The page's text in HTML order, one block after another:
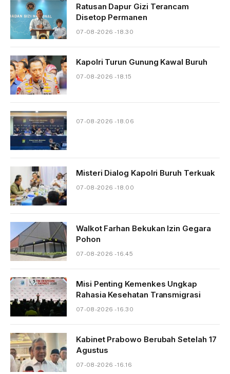
Ratusan Dapur Gizi Terancam
Disetop Permanen
07-08-2026 - 18.30
Kapolri Turun Gunung Kawal Buruh
07-08-2026 - 18.15
07-08-2026 - 18.06
Misteri Dialog Kapolri Buruh Terkuak
07-08-2026 - 18.00
Walkot Farhan Bekukan Izin Gegara
Pohon
07-08-2026 - 16.45
Misi Penting Kemenkes Ungkap
Rahasia Kesehatan Transmigrasi
07-08-2026 - 16.30
Kabinet Prabowo Berubah Setelah 17
Agustus
07-08-2026 - 16.16